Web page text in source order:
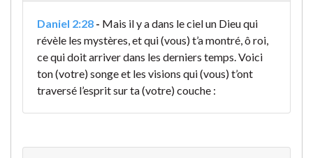
Daniel 2:28 - Mais il y a dans le ciel un Dieu qui
révèle les mystères, et qui (vous) t’a montré, ô roi,
ce qui doit arriver dans les derniers temps. Voici
ton (votre) songe et les visions qui (vous) t’ont
traversé l’esprit sur ta (votre) couche :